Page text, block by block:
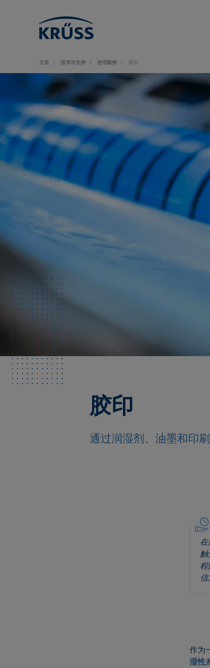
主页 技术与支持 使用案例 胶印
胶印
通过润湿剂、油墨和印
程
信
作为
湿性